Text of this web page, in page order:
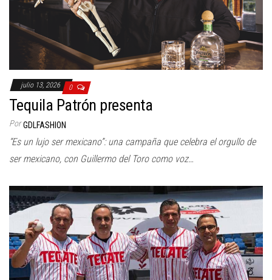
julio 13, 2026 0
Tequila Patrón presenta
Por GDLFASHION
“Es un lujo ser mexicano”: una campaña que celebra el orgullo de
ser mexicano, con Guillermo del Toro como voz…